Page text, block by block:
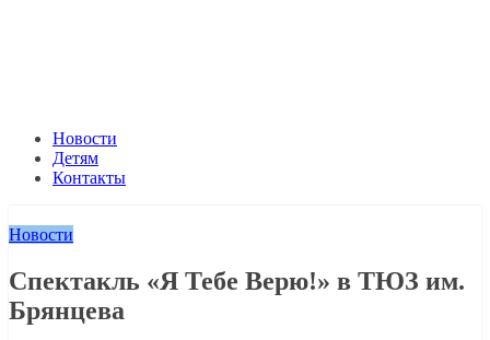
Новости
Детям
Контакты
Новости
Спектакль «Я Тебе Верю!» в ТЮЗ им.
Брянцева